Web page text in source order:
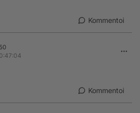
Kommentoi
Kommentoi